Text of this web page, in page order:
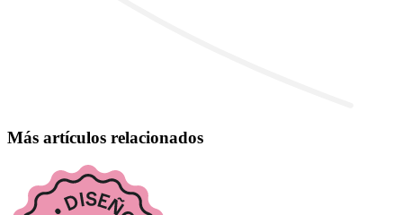
Más artículos relacionados